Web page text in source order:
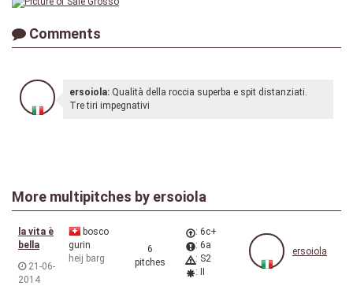
Comments
ersoiola: Qualità della roccia superba e spit distanziati.
Tre tiri impegnativi
More multipitches by ersoiola
la vita è
bella
21-06-
2014
bosco
gurin
heij barg
6
pitches
: 6c+
: 6a
: S2
: II
ersoiola